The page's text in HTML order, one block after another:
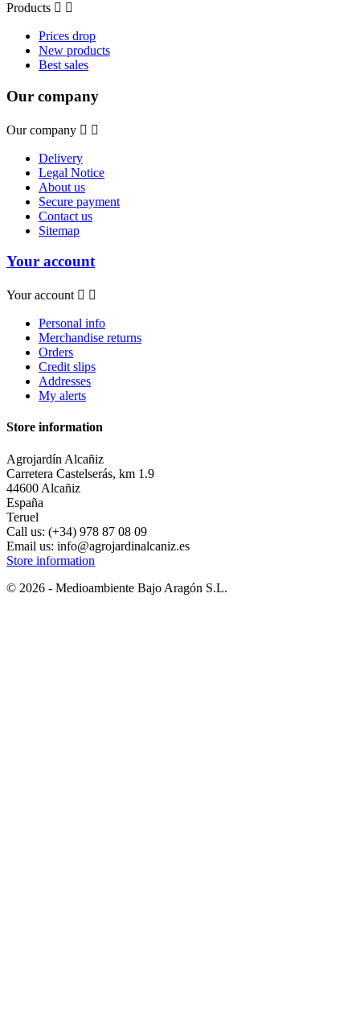
Products  
Prices drop
New products
Best sales
Our company
Our company  
Delivery
Legal Notice
About us
Secure payment
Contact us
Sitemap
Your account
Your account  
Personal info
Merchandise returns
Orders
Credit slips
Addresses
My alerts
Store information
Agrojardín Alcañiz
Carretera Castelserás, km 1.9
44600 Alcañiz
España
Teruel
Call us: (+34) 978 87 08 09
Email us: info@agrojardinalcaniz.es
Store information
© 2026 - Medioambiente Bajo Aragón S.L.